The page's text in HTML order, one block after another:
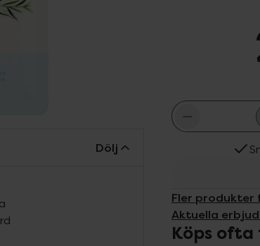
Fler produkter
Aktuella
Köps ofta
Dölj